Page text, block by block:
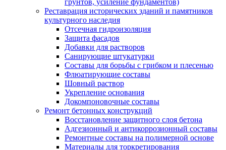
грунтов, усиление фундаментов)
Реставрация исторических зданий и памятников
культурного наследия
Отсечная гидроизоляция
Защита фасадов
Добавки для растворов
Санирующие штукатурки
Составы для борьбы с грибком и плесенью
Флюатирующие составы
Шовный раствор
Укрепление основания
Докомпоновочные составы
Ремонт бетонных конструкций
Восстановление защитного слоя бетона
Адгезионный и антикоррозионный составы
Ремонтные составы на полимерной основе
Материалы для торкретирования